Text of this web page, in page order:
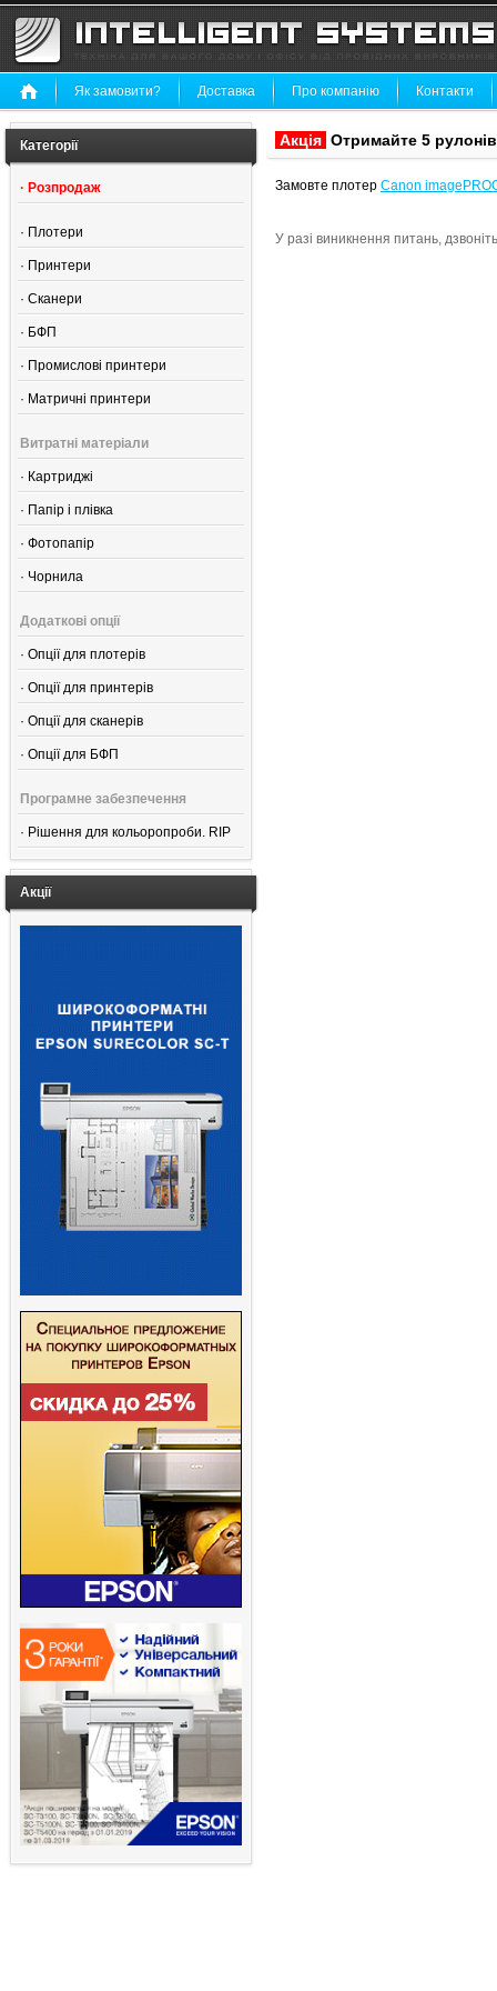
Як замовити? Доставка Про компанію Контакти
Категорії
· Розпродаж
· Плотери
· Принтери
· Сканери
· БФП
· Промислові принтери
· Матричні принтери
Витратні матеріали
· Картриджі
· Папір і плівка
· Фотопапір
· Чорнила
Додаткові опції
· Опції для плотерів
· Опції для принтерів
· Опції для сканерів
· Опції для БФП
Програмне забезпечення
· Рішення для кольоропроби. RIP
Акції
Акція Отримайте 5
Замовте плотер Canon
У разі виникнення питань,